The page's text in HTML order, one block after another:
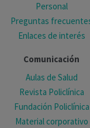
Personal
Preguntas
Enlaces de interés
Comunicación
Aulas de Salud
Revista Policlínica
Fundación Policlínica
Material corporativo